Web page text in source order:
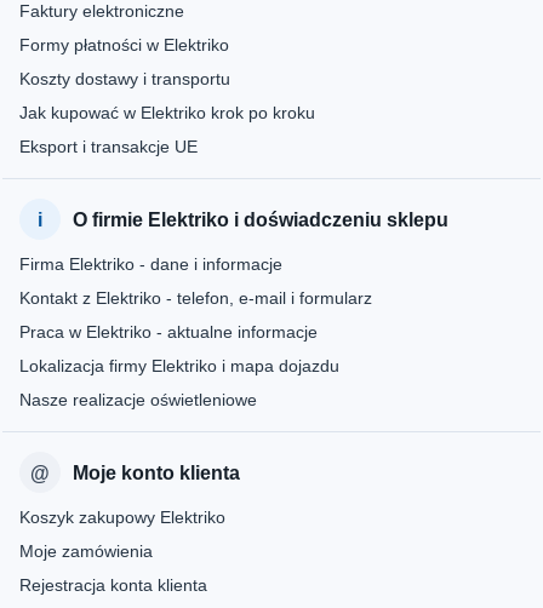
Faktury elektroniczne
Formy płatności w Elektriko
Koszty dostawy i transportu
Jak kupować w Elektriko krok po kroku
Eksport i transakcje UE
O firmie Elektriko i doświadczeniu sklepu
Firma Elektriko - dane i informacje
Kontakt z Elektriko - telefon, e-mail i formularz
Praca w Elektriko - aktualne informacje
Lokalizacja firmy Elektriko i mapa dojazdu
Nasze realizacje oświetleniowe
Moje konto klienta
Koszyk zakupowy Elektriko
Moje zamówienia
Rejestracja konta klienta